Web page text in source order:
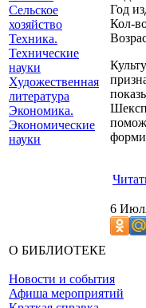
Сельское
хозяйство
Техника.
Технические
науки
Художественная
литература
Экономика.
Экономические
науки
Год
Кол-
6
О БИБЛИОТЕКЕ
Новости и события
Афиша мероприятий